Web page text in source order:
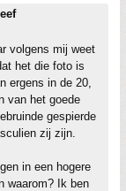
volgens mij weet
het die foto is
ergens in de 20,
van het goede
gespierde
zij zijn.
in een hogere
waarom? Ik ben